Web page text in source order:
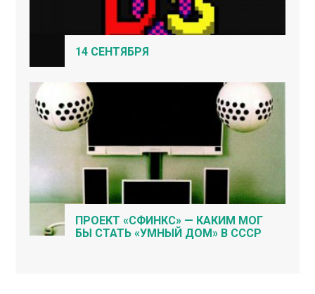
14 СЕНТЯБРЯ
ПРОЕКТ «СФИНКС» — КАКИМ МОГ
БЫ СТАТЬ «УМНЫЙ ДОМ» В СССР